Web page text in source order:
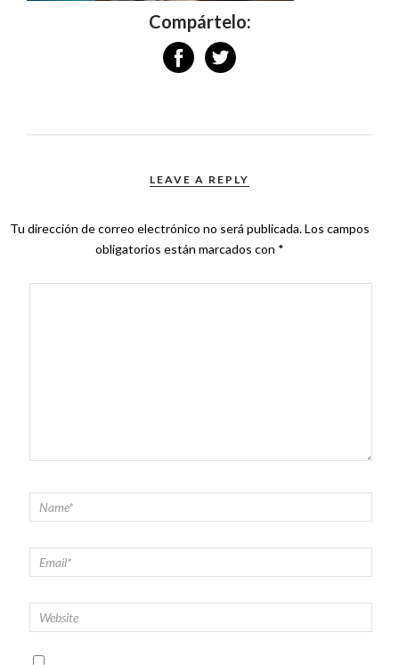
Compártelo:
LEAVE A REPLY
Tu dirección de correo electrónico no será publicada.Los campos
obligatorios están marcados con *